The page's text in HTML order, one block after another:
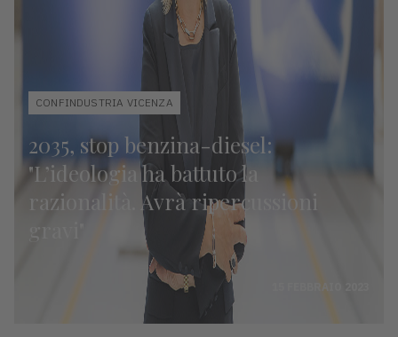
CONFINDUSTRIA VICENZA
2035, stop benzina-diesel:
"L’ideologia ha battuto la
razionalità. Avrà ripercussioni
15 FEBBRAIO 2023